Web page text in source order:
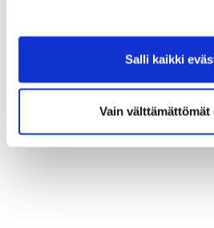
Salli kaikki
Vain välttämättömät